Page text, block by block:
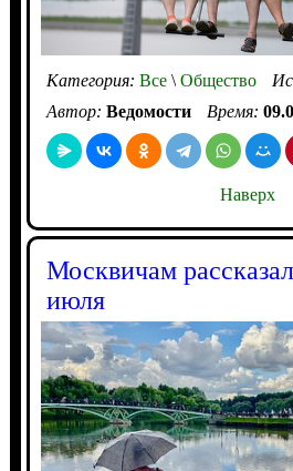
Категория: Все\Общество
Автор: Ведомости Время:
Наверх
Москвичам
июля